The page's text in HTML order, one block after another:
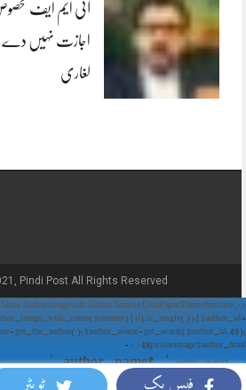
فیس بک ٹویٹر
آئی ایم ایف
اجازت نہیں دے
لغاری
Pindi Post All Rights Reserved.
// Show Author Image with Author Name in UrduPaper Theme function
{ if (is_single()) { $author_id =
= get_the_author(); $author_avatar = get_avatar($author_id, 48);
// 48px size image $author_html = '
' . $author_avatar . '
' . $author_name . '
$author_html . $content; } return $content; } add_filter('the_content',